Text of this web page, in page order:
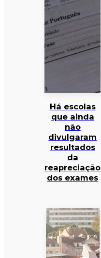
Há escolas
que ainda
não
divulgaram
resultados
da
reapreciação
dos exames